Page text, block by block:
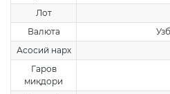
Лот
Валюта
Асосий нарх
Гаров
миқдори